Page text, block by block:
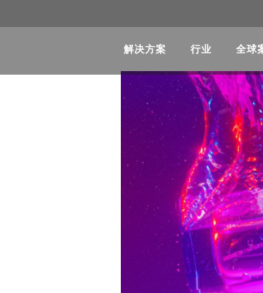
解决方案 行业 全球